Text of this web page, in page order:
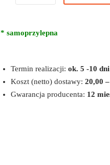
* samoprzylepna
Termin realizacji: ok. 5 -10
Koszt (netto) dostawy: 20,00
Gwarancja producenta: 12